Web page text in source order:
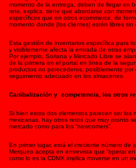
momento de la entrega, deben de llegar en
reto, explica, tiene que abordarse con
específicos que en otros ecommerce, de
momento donde [los clientes] estén libres sin
Esta gestión de inventarios específica para
y visiblemente afecta la entrada de otras
Por ejemplo, Soriana y Mercado Libre se
de la primera en el portal en línea de la
productos no perecederos, posiblemente
seguimiento adecuado en los almacenes.
Canibalización y competencia, los otros
Si bien estos dos elementos parecen ser los
mexicanas, hay otros retos que muy pronto
mercado como para los “newcomers”.
En primer lugar, está el creciente número de
Merqueo acepta en entrevista que “operar
como lo es la CDMX implica moverse en un